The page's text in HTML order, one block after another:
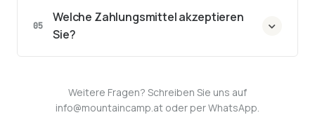
05
Welche Zahlungsmittel akzeptieren
Sie?
Weitere Fragen? Schreiben Sie uns auf
info@mountaincamp.at oder per WhatsApp.